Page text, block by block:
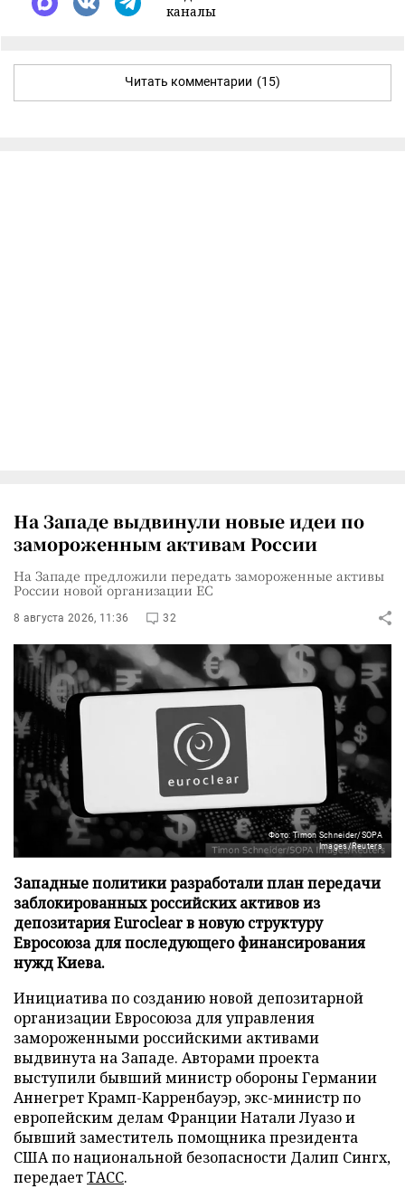
каналы
Читать комментарии (15)
На Западе выдвинули новые идеи по
замороженным активам России
На Западе предложили передать замороженные активы
России новой организации ЕС
8 августа 2026, 11:36 32
Фото: Timon Schneider/SOPA
Images/Reuters
Западные политики разработали план передачи
заблокированных российских активов из
депозитария Euroclear в новую структуру
Евросоюза для последующего финансирования
нужд Киева.
Инициатива по созданию новой депозитарной
организации Евросоюза для управления
замороженными российскими активами
выдвинута на Западе. Авторами проекта
выступили бывший министр обороны Германии
Аннегрет Крамп-Карренбауэр, экс-министр по
европейским делам Франции Натали Луазо и
бывший заместитель помощника президента
США по национальной безопасности Далип Сингх,
передаетТАСС.